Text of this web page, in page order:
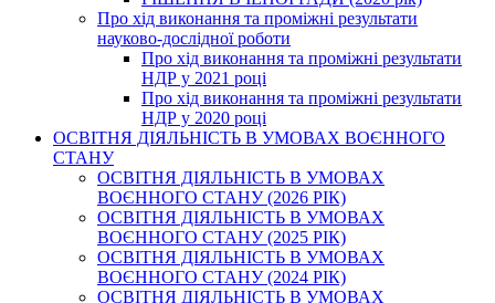
Про хід виконання та проміжні результати
науково-дослідної роботи
Про хід виконання та проміжні результати
НДР у 2021 році
Про хід виконання та проміжні результати
НДР у 2020 році
ОСВІТНЯ ДІЯЛЬНІСТЬ В УМОВАХ ВОЄННОГО
СТАНУ
ОСВІТНЯ ДІЯЛЬНІСТЬ В УМОВАХ
ВОЄННОГО СТАНУ (2026 РІК)
ОСВІТНЯ ДІЯЛЬНІСТЬ В УМОВАХ
ВОЄННОГО СТАНУ (2025 РІК)
ОСВІТНЯ ДІЯЛЬНІСТЬ В УМОВАХ
ВОЄННОГО СТАНУ (2024 РІК)
ОСВІТНЯ ДІЯЛЬНІСТЬ В УМОВАХ